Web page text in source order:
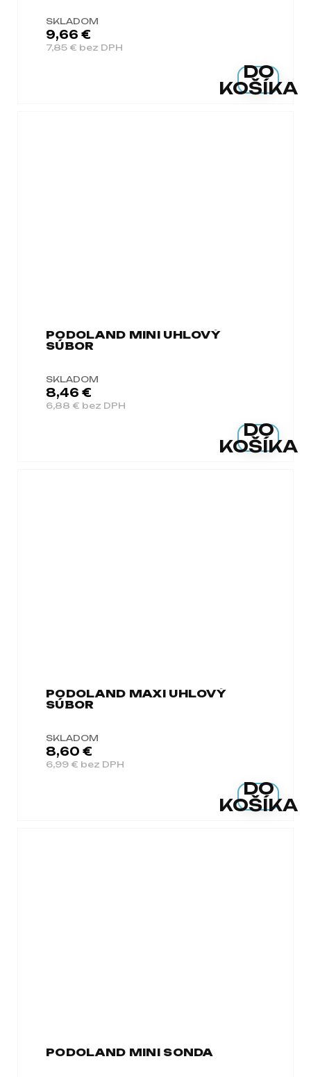
SKLADOM
7,85 € bez DPH
9,66 €
DO
KOŠÍKA
PODOLAND MINI UHLOVÝ
SÚBOR
SKLADOM
6,88 € bez DPH
8,46 €
DO
KOŠÍKA
PODOLAND MAXI UHLOVÝ
SÚBOR
SKLADOM
6,99 € bez DPH
8,60 €
DO
KOŠÍKA
PODOLAND MINI SONDA